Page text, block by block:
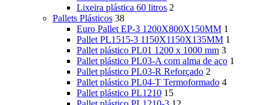
Lixeira plástica 60 litros 2
Pallets Plásticos 38
Euro Pallet EP-3 1200X800X150MM 1
Pallet PL1515-3 1150X1150X135MM 1
Pallet plástico PL01 1200 x 1000 mm 3
Pallet plástico PL03-A com alma de aço 1
Pallet plástico PL03-R Reforçado 2
Pallet plástico PL04-T Termoformado 4
Pallet plástico PL1210 15